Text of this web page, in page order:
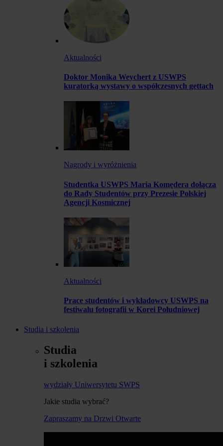
Aktualności
Doktor Monika Weychert z USWPS
kuratorką wystawy o współczesnych gettach
Nagrody i wyróżnienia
Studentka USWPS Maria Komędera dołącza
do Rady Studentów przy Prezesie Polskiej
Agencji Kosmicznej
Aktualności
Prace studentów i wykładowcy USWPS na
festiwalu fotografii w Korei Południowej
Studia i szkolenia
Studia
i szkolenia
wydziały Uniwersytetu SWPS
Jakie studia wybrać?
Zapraszamy na Drzwi Otwarte